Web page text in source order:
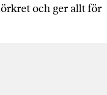
och ger allt för